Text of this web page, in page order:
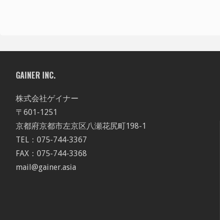
GAINER INC.
株式会社ゲイナー
〒601-1251
京都府京都市左京区八瀬花尻町198-1
TEL：075-744-3367
FAX：075-744-3368
mail@gainer.asia